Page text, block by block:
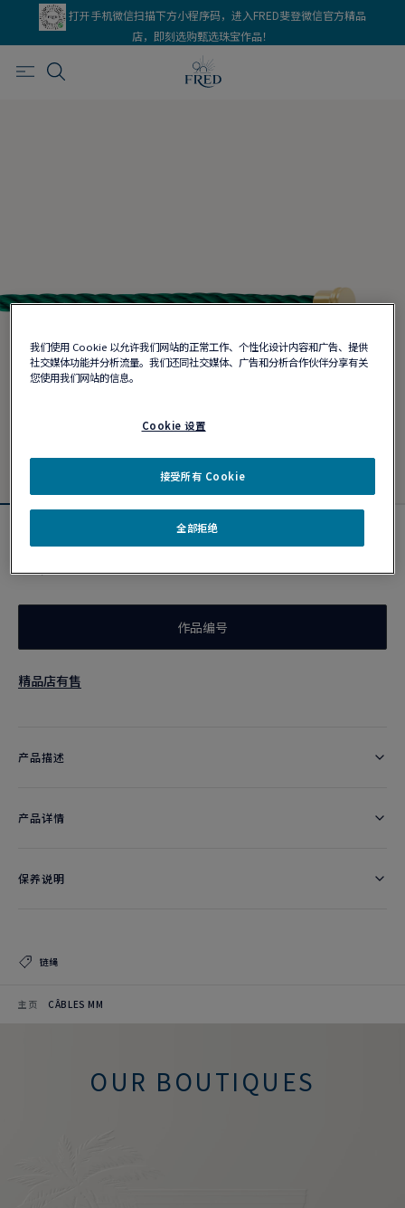
打开手机微信扫描下方小程序码，进入FRED斐登微信官方精品
店，即刻选购甄选珠宝作品！
祖母绿色链绳
作品编号
精品店有售
产品描述
产品详情
保养说明
链绳
主页 CÂBLES MM
OUR BOUTIQUES
我们使用 Cookie 以允许我们网站的正常工作、个性化设计内容和广告、提供
社交媒体功能并分析流量。我们还同社交媒体、广告和分析合作伙伴分享有关
您使用我们网站的信息。
Cookie 设置
全部拒绝
接受所有 Cookie